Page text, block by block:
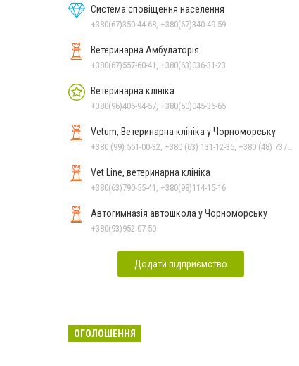
Система сповіщення населення
+380(67)350-44-68, +380(67)340-49-59
Ветеринарна Амбулаторія
+380(67)557-60-41, +380(63)036-31-23
Ветеринарна клініка
+380(96)406-94-57, +380(50)045-35-65
Vetum, Ветеринарна клініка у Чорноморську
Vet Line, ветеринарна клініка
+380(63)790-55-41, +380(98)114-15-16
Автогимназія автошкола у Чорноморську
+380(93)952-07-50
Додати підприємство
ОГОЛОШЕННЯ